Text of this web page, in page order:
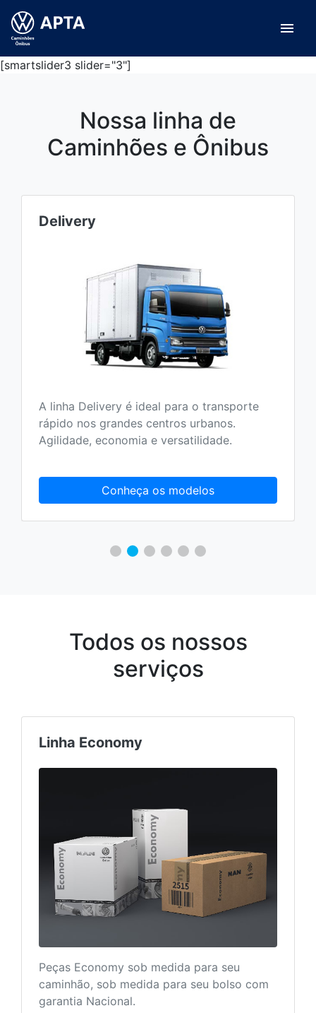
menu
[smartslider3 slider="3"]
Nossa linha de
Caminhões e Ônibus
Delivery
A linha Delivery é ideal para o transporte
rápido nos grandes centros urbanos.
Agilidade, economia e versatilidade.
Conheça os modelos
Todos os nossos
serviços
Linha Economy
Peças Economy sob medida para seu
caminhão, sob medida para seu bolso com
garantia Nacional.